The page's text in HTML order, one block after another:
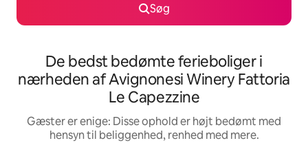
Søg
De bedst bedømte ferieboliger i
nærheden af Avignonesi Winery Fattoria
Le Capezzine
Gæster er enige: Disse ophold er højt bedømt med
hensyn til beliggenhed, renhed med mere.